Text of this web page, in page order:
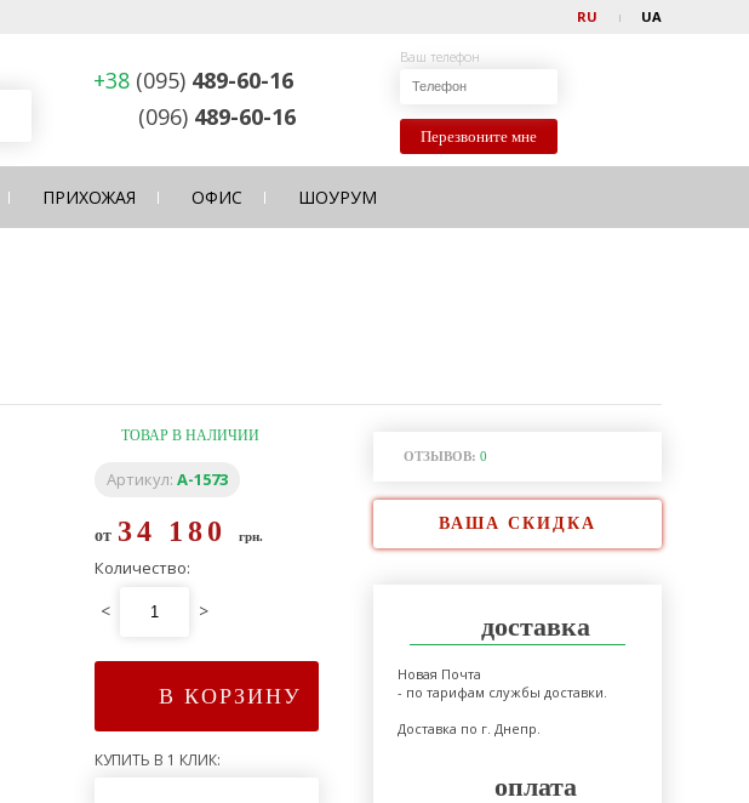
RU UA
+38 (095) 489-60-16
(096) 489-60-16
Ваш телефон
Перезвоните мне
ПРИХОЖАЯ ОФИС ШОУРУМ
ТОВАР В НАЛИЧИИ
Артикул: A-1573
от 34 180 грн.
Количество:
< >
В КОРЗИНУ
КУПИТЬ В 1 КЛИК:
ОТЗЫВОВ: 0
ВАША СКИДКА
доставка
Новая Почта
- по тарифам службы доставки.
Доставка по г. Днепр.
оплата